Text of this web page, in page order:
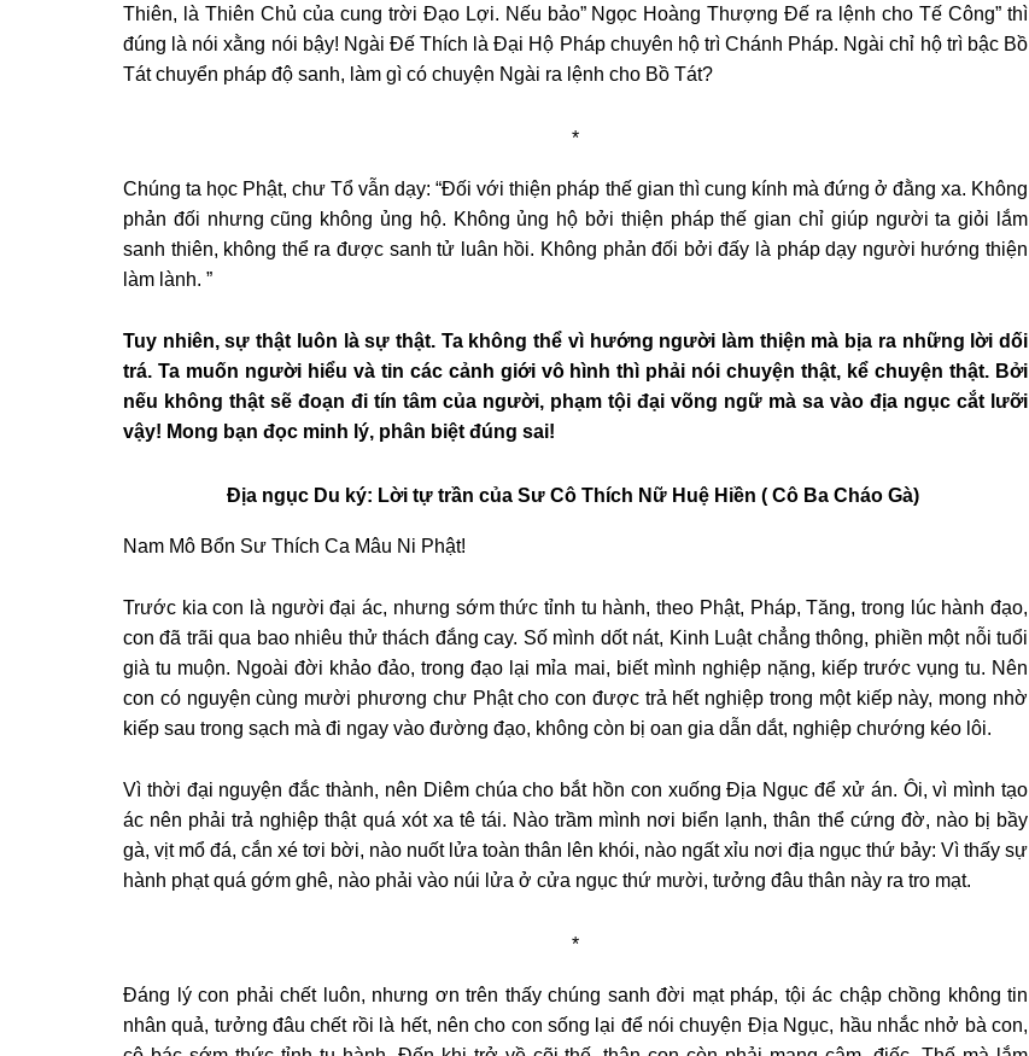
Thiên, là Thiên Chủ của cung trời Đạo Lợi. Nếu bảo” Ngọc Hoàng Thượng Đế ra lệnh cho Tế Công” thì
đúng là nói xằng nói bậy! Ngài Đế Thích là Đại Hộ Pháp chuyên hộ trì Chánh Pháp. Ngài chỉ hộ trì bậc Bồ
Tát chuyển pháp độ sanh, làm gì có chuyện Ngài ra lệnh cho Bồ Tát?
*
Chúng ta học Phật, chư Tổ vẫn dạy: “Đối với thiện pháp thế gian thì cung kính mà đứng ở đằng xa. Không
phản đối nhưng cũng không ủng hộ. Không ủng hộ bởi thiện pháp thế gian chỉ giúp người ta giỏi lắm
sanh thiên, không thể ra được sanh tử luân hồi. Không phản đối bởi đấy là pháp dạy người hướng thiện
làm lành. ”
Tuy nhiên, sự thật luôn là sự thật. Ta không thể vì hướng người làm thiện mà bịa ra những lời dối
trá. Ta muốn người hiểu và tin các cảnh giới vô hình thì phải nói chuyện thật, kể chuyện thật. Bởi
nếu không thật sẽ đoạn đi tín tâm của người, phạm tội đại võng ngữ mà sa vào địa ngục cắt lưỡi
vậy! Mong bạn đọc minh lý, phân biệt đúng sai!
Địa ngục Du ký: Lời tự trần của Sư Cô Thích Nữ Huệ Hiền ( Cô Ba Cháo Gà)
Nam Mô Bổn Sư Thích Ca Mâu Ni Phật!
Trước kia con là người đại ác, nhưng sớm thức tỉnh tu hành, theo Phật, Pháp, Tăng, trong lúc hành đạo,
con đã trãi qua bao nhiêu thử thách đắng cay. Số mình dốt nát, Kinh Luật chẳng thông, phiền một nỗi tuổi
già tu muộn. Ngoài đời khảo đảo, trong đạo lại mỉa mai, biết mình nghiệp nặng, kiếp trước vụng tu. Nên
con có nguyện cùng mười phương chư Phật cho con được trả hết nghiệp trong một kiếp này, mong nhờ
kiếp sau trong sạch mà đi ngay vào đường đạo, không còn bị oan gia dẫn dắt, nghiệp chướng kéo lôi.
Vì thời đại nguyện đắc thành, nên Diêm chúa cho bắt hồn con xuống Ðịa Ngục để xử án. Ôi, vì mình tạo
ác nên phải trả nghiệp thật quá xót xa tê tái. Nào trầm mình nơi biển lạnh, thân thể cứng đờ, nào bị bầy
gà, vịt mổ đá, cắn xé tơi bời, nào nuốt lửa toàn thân lên khói, nào ngất xỉu nơi địa ngục thứ bảy: Vì thấy sự
hành phạt quá gớm ghê, nào phải vào núi lửa ở cửa ngục thứ mười, tưởng đâu thân này ra tro mạt.
*
Ðáng lý con phải chết luôn, nhưng ơn trên thấy chúng sanh đời mạt pháp, tội ác chập chồng không tin
nhân quả, tưởng đâu chết rồi là hết, nên cho con sống lại để nói chuyện Ðịa Ngục, hầu nhắc nhở bà con,